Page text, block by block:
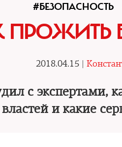
#БЕЗОПАСНОСТЬ
2018.04.15 |
с экспертами,
и какие